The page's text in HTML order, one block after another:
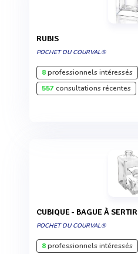
RUBIS
POCHET DU COURVAL®
8professionnels intéressés
557consultations récentes
CUBIQUE - BAGUE À SERTIR
POCHET DU COURVAL®
8professionnels intéressés